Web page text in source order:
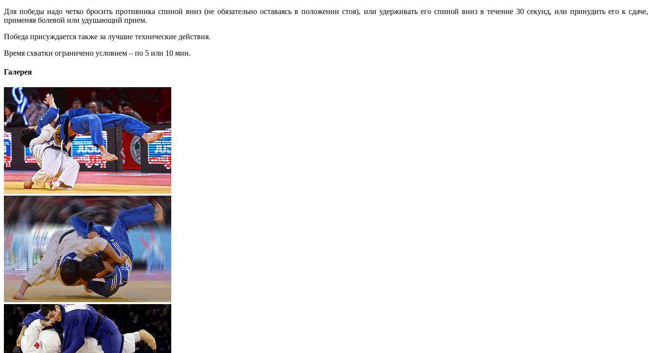
Для победы надо четко бросить противника спиной вниз (не обязательно оставаясь в положении стоя), или удерживать его спиной вниз в течение 30 секунд, или принудить его к сдаче,
применяя болевой или удушающий прием.
Победа присуждается также за лучшие технические действия.
Время схватки ограничено условием – по 5 или 10 мин.
Галерея